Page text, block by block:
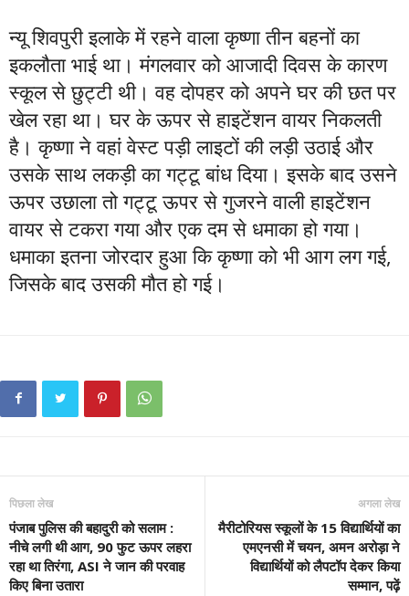
न्यू शिवपुरी इलाके में रहने वाला कृष्णा तीन बहनों का
इकलौता भाई था। मंगलवार को आजादी दिवस के कारण
स्कूल से छुट्टी थी। वह दोपहर को अपने घर की छत पर
खेल रहा था। घर के ऊपर से हाइटेंशन वायर निकलती
है। कृष्णा ने वहां वेस्ट पड़ी लाइटों की लड़ी उठाई और
उसके साथ लकड़ी का गट्टू बांध दिया। इसके बाद उसने
ऊपर उछाला तो गट्टू ऊपर से गुजरने वाली हाइटेंशन
वायर से टकरा गया और एक दम से धमाका हो गया।
धमाका इतना जोरदार हुआ कि कृष्णा को भी आग लग गई,
जिसके बाद उसकी मौत हो गई।
पिछला लेख
पंजाब पुलिस की बहादुरी को सलाम :
नीचे लगी थी आग, 90 फुट ऊपर लहरा
रहा था तिरंगा, ASI ने जान की परवाह
किए बिना उतारा
अगला लेख
मैरीटोरियस स्कूलों के 15 विद्यार्थियों का
एमएनसी में चयन, अमन अरोड़ा ने
विद्यार्थियों को लैपटॉप देकर किया
सम्मान, पढ़ें